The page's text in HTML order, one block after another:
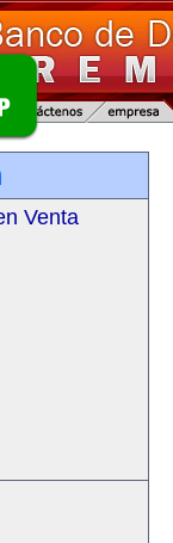
Venta